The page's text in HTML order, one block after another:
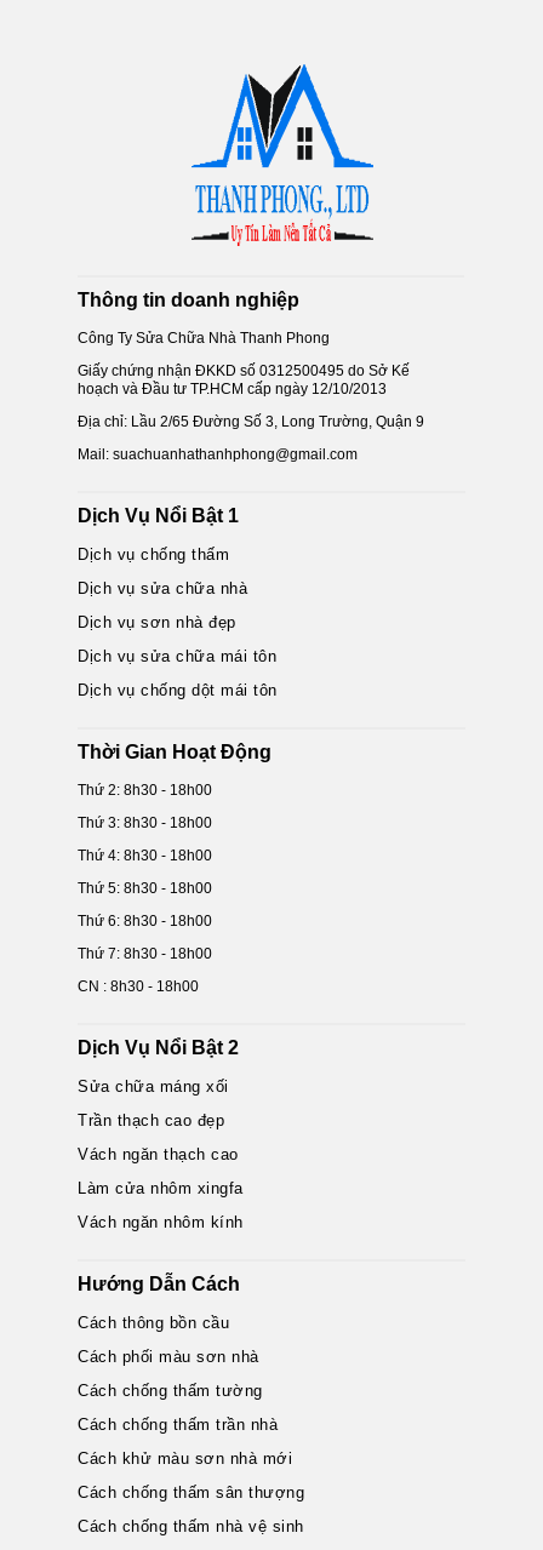
Thông tin doanh nghiệp
Công Ty Sửa Chữa Nhà Thanh Phong
Giấy chứng nhận ĐKKD số 0312500495 do Sở Kế
hoạch và Đầu tư TP.HCM cấp ngày 12/10/2013
Địa chỉ: Lầu 2/65 Đường Số 3, Long Trường, Quận 9
Mail: suachuanhathanhphong@gmail.com
Dịch Vụ Nổi Bật 1
Dịch vụ chống thấm
Dịch vụ sửa chữa nhà
Dịch vụ sơn nhà đẹp
Dịch vụ sửa chữa mái tôn
Dịch vụ chống dột mái tôn
Thời Gian Hoạt Động
Thứ 2: 8h30 - 18h00
Thứ 3: 8h30 - 18h00
Thứ 4: 8h30 - 18h00
Thứ 5: 8h30 - 18h00
Thứ 6: 8h30 - 18h00
Thứ 7: 8h30 - 18h00
CN : 8h30 - 18h00
Dịch Vụ Nổi Bật 2
Sửa chữa máng xối
Trần thạch cao đẹp
Vách ngăn thạch cao
Làm cửa nhôm xingfa
Vách ngăn nhôm kính
Hướng Dẫn Cách
Cách thông bồn cầu
Cách phối màu sơn nhà
Cách chống thấm tường
Cách chống thấm trần nhà
Cách khử màu sơn nhà mới
Cách chống thấm sân thượng
Cách chống thấm nhà vệ sinh